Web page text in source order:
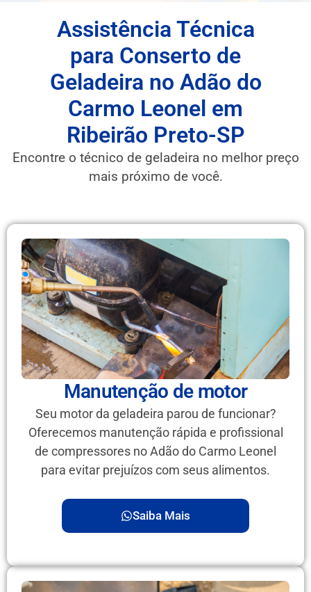
Assistência Técnica
para Conserto de
Geladeira no Adão do
Carmo Leonel em
Ribeirão Preto-SP
Encontre o técnico de geladeira no melhor preço
mais próximo de você.
Manutenção de motor
Seu motor da geladeira parou de funcionar?
Oferecemos manutenção rápida e profissional
de compressores no Adão do Carmo Leonel
para evitar prejuízos com seus alimentos.
Saiba Mais